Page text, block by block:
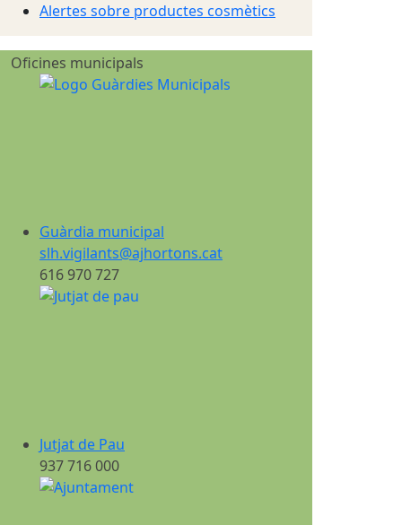
Alertes sobre productes cosmètics
Oficines municipals
Guàrdia municipal
slh.vigilants@ajhortons.cat
616 970 727
Jutjat de Pau
937 716 000